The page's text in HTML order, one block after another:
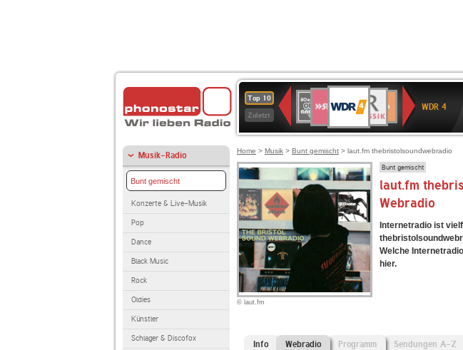
Top 10
Zuletzt
Deutschlandfunk
80er
90er
OLDIE
ANTENNE
4
KLASSIK
Deutschlandfunk
Kultur
Kultur
2
WDR 4
Musik-Radio
Bunt gemischt
Konzerte & Live-Musik
Pop
Dance
Black Music
Rock
Oldies
Künstler
Schlager & Discofox
Home > Musik > Bunt gemischt > laut.fm thebristolsoundwebradio
© laut.fm
Bunt gemischt
laut.fm
Webradio
Internetradio ist
Welche
hier.
Info Webradio Programm Sendungen A-Z